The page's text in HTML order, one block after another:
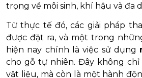
trọng về môi sinh, khí hậu và đa
Từ thực tế đó, các giải pháp
được đặt ra, và một trong
hiện nay chính là việc sử dụng
cho gỗ tự nhiên. Đây không
vật liệu, mà còn là một hành